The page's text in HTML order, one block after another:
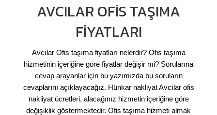
AVCILAR OFIS TAŞIMA
FIYATLARI
Avcılar Ofis taşıma fiyatları nelerdir? Ofis taşıma
hizmetinin içeriğine göre fiyatlar değişir mi? Sorularına
cevap arayanlar için bu yazımızda bu soruların
cevaplarını açıklayacağız. Hünkar nakliyat Avcılar ofis
nakliyat ücretleri, alacağınız hizmetin içeriğine göre
değişiklik göstermektedir. Ofis taşıma hizmeti almak